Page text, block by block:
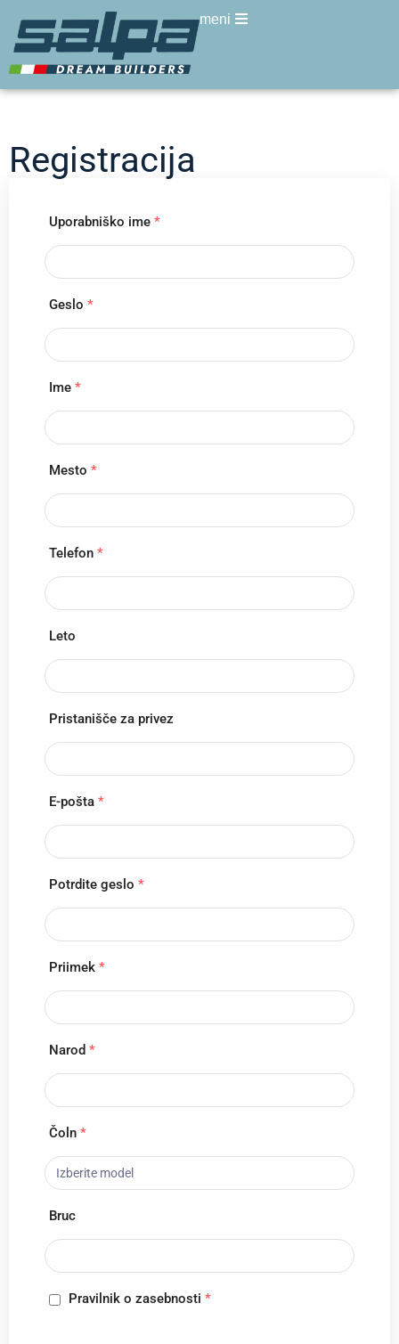
meni
Registracija
Uporabniško ime *
Geslo *
Ime *
Mesto *
Telefon *
Leto
Pristanišče za privez
E-pošta *
Potrdite geslo *
Priimek *
Narod *
Čoln *
Bruc
Pravilnik o zasebnosti *